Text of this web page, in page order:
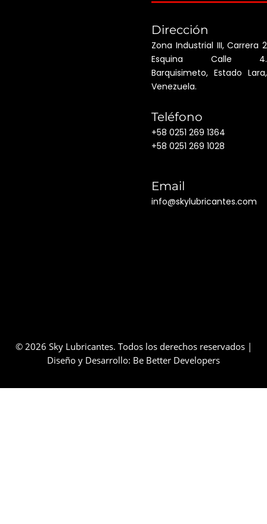
Dirección
Zona Industrial III, Carrera 2
Esquina Calle 4.
Barquisimeto, Estado Lara,
Venezuela.
Teléfono
+58 0251 269 1364
+58 0251 269 1028
Email
info@skylubricantes.com
© 2026 Sky Lubricantes. Todos los derechos reservados |
Diseño y Desarrollo: Be Better Developers